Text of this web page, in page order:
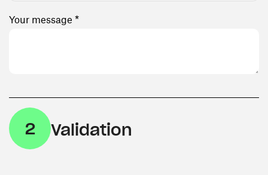
Your message *
2 Validation